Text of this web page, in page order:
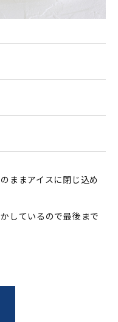
ままアイスに閉じ込め
しているので最後まで